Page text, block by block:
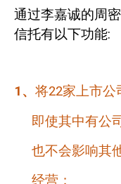
通过李嘉诚的周
信托有以下功能:
1 、 将22家上市公
即使其中有公
也不会影响其
经营；